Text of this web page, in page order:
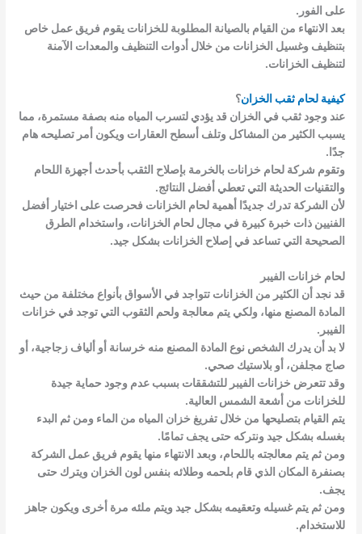
على الفور.
بعد الانتهاء من القيام بالصيانة المطلوبة للخزانات يقوم فريق عمل خاص
بتنظيف وغسيل الخزانات من خلال أدوات التنظيف والمعدات الآمنة
لتنظيف الخزانات.
كيفية لحام ثقب الخزان؟
عند وجود ثقب في الخزان قد يؤدي لتسرب المياه منه بصفة مستمرة، مما
يسبب الكثير من المشاكل وتلف أسطح العقارات ويكون أمر تصليحه هام
جدًا.
وتقوم شركة لحام خزانات بالخرمة بإصلاح الثقب بأحدث أجهزة اللحام
والتقنيات الحديثة التي تعطي أفضل النتائج.
لأن الشركة تدرك جديدًا أهمية لحام الخزانات فحرصت على اختيار أفضل
الفنيين ذات خبرة كبيرة في مجال لحام الخزانات، واستخدام الطرق
الصحيحة التي تساعد في إصلاح الخزانات بشكل جيد.
لحام خزانات الفيبر
قد نجد أن الكثير من الخزانات تتواجد في الأسواق بأنواع مختلفة من حيث
المادة المصنع منها، ولكي يتم معالجة ولحم الثقوب التي توجد في خزانات
الفيبر.
لا بد أن يدرك الشخص نوع المادة المصنع منه خرسانة أو ألياف زجاجية، أو
صاج مجلفن، أو بلاستيك صحي.
وقد تتعرض خزانات الفيبر للتشققات بسبب عدم وجود حماية جيدة
للخزانات من أشعة الشمس العالية.
يتم القيام بتصليحها من خلال تفريغ خزان المياه من الماء ومن ثم البدء
بغسله بشكل جيد ونتركه حتى يجف تمامًا.
ومن ثم يتم معالجته باللحام، وبعد الانتهاء منها يقوم فريق عمل الشركة
بصنفرة المكان الذي قام بلحمه وطلائه بنفس لون الخزان ويترك حتى
يجف.
ومن ثم يتم غسيله وتعقيمه بشكل جيد ويتم ملئه مرة أخرى ويكون جاهز
للاستخدام.